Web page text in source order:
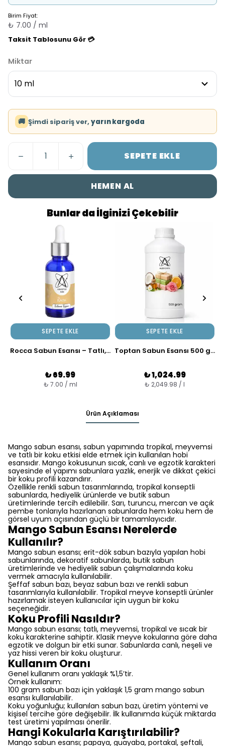
Birim Fiyat:
₺ 7.00 / ml
Taksit Tablosunu Gör 💳
Miktar
🚚 Şimdi sipariş ver, yarın kargoda
SEPETE EKLE
HEMEN AL
Bunlar da İlginizi Çekebilir
SEPETE EKLE
Rocca Sabun Esansı – Tatlı, Sıcak ve Tanıdık Koku
₺ 69.99
₺ 7.00 / ml
SEPETE EKLE
Toptan Sabun Esansı 500 gram
₺ 1,024.99
₺ 2,049.98 / l
Ürün Açıklaması
Mango sabun esansı, sabun yapımında tropikal, meyvemsi
ve tatlı bir koku etkisi elde etmek için kullanılan hobi
esansıdır. Mango kokusunun sıcak, canlı ve egzotik karakteri
sayesinde el yapımı sabunlara yazlık, enerjik ve dikkat çekici
bir koku profili kazandırır.
Özellikle renkli sabun tasarımlarında, tropikal konseptli
sabunlarda, hediyelik ürünlerde ve butik sabun
üretimlerinde tercih edilebilir. Sarı, turuncu, mercan ve açık
pembe tonlarıyla hazırlanan sabunlarda hem koku hem de
görsel uyum açısından güçlü bir tamamlayıcıdır.
Mango Sabun Esansı Nerelerde
Kullanılır?
Mango sabun esansı; erit-dök sabun bazıyla yapılan hobi
sabunlarında, dekoratif sabunlarda, butik sabun
üretimlerinde ve hediyelik sabun çalışmalarında koku
vermek amacıyla kullanılabilir.
Şeffaf sabun bazı, beyaz sabun bazı ve renkli sabun
tasarımlarıyla kullanılabilir. Tropikal meyve konseptli ürünler
hazırlamak isteyen kullanıcılar için uygun bir koku
seçeneğidir.
Koku Profili Nasıldır?
Mango sabun esansı; tatlı, meyvemsi, tropikal ve sıcak bir
koku karakterine sahiptir. Klasik meyve kokularına göre daha
egzotik ve dolgun bir etki sunar. Sabunlarda canlı, neşeli ve
yaz hissi veren bir koku oluşturur.
Kullanım Oranı
Genel kullanım oranı yaklaşık %1,5’tir.
Örnek kullanım:
100 gram sabun bazı için yaklaşık 1,5 gram mango sabun
esansı kullanılabilir.
Koku yoğunluğu; kullanılan sabun bazı, üretim yöntemi ve
kişisel tercihe göre değişebilir. İlk kullanımda küçük miktarda
test üretimi yapılması önerilir.
Hangi Kokularla Karıştırılabilir?
Mango sabun esansı; papaya, guayaba, portakal, şeftali,